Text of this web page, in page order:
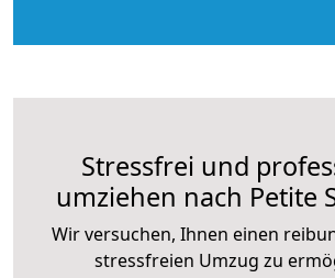
Stressfrei und
umziehen nach Petite
Wir versuchen, Ihnen einen
stressfreien Umzug zu